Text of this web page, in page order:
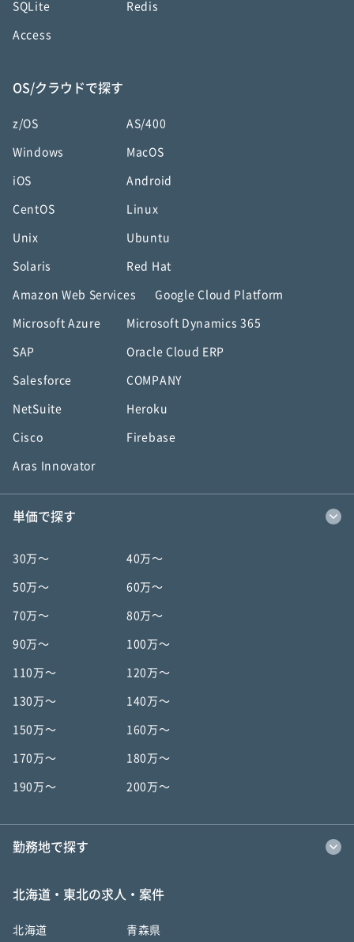
SQLite Redis
Access
OS/クラウドで探す
z/OS AS/400
Windows MacOS
iOS Android
CentOS Linux
Unix Ubuntu
Solaris Red Hat
Amazon Web Services Google Cloud Platform
Microsoft Azure Microsoft Dynamics 365
SAP Oracle Cloud ERP
Salesforce COMPANY
NetSuite Heroku
Cisco Firebase
Aras Innovator
単価で探す
30万〜 40万〜
50万〜 60万〜
70万〜 80万〜
90万〜 100万〜
110万〜 120万〜
130万〜 140万〜
150万〜 160万〜
170万〜 180万〜
190万〜 200万〜
勤務地で探す
北海道・東北の求人・案件
北海道 青森県